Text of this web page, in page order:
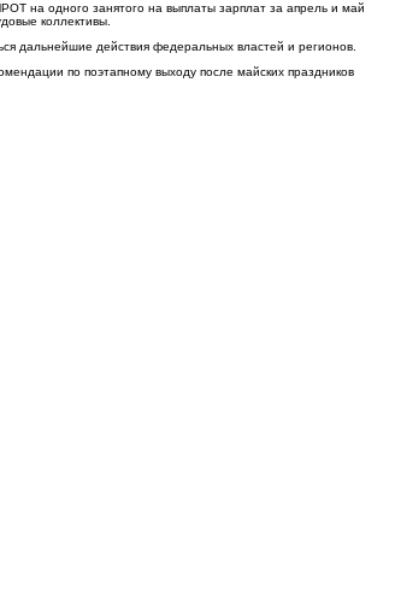
на одного занятого на выплаты зарплат за апрель и май
коллективы.
дальнейшие действия федеральных властей и регионов.
по поэтапному выходу после майских праздников